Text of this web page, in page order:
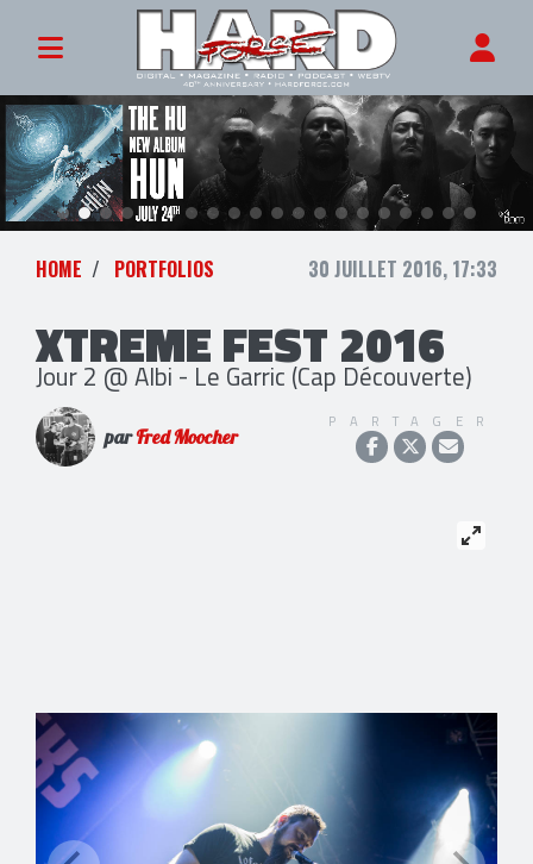
HOME PORTFOLIOS 30 JUILLET 2016, 17:33
XTREME FEST 2016
Jour 2 @ Albi - Le Garric (Cap Découverte)
parFred Moocher
PARTAGER